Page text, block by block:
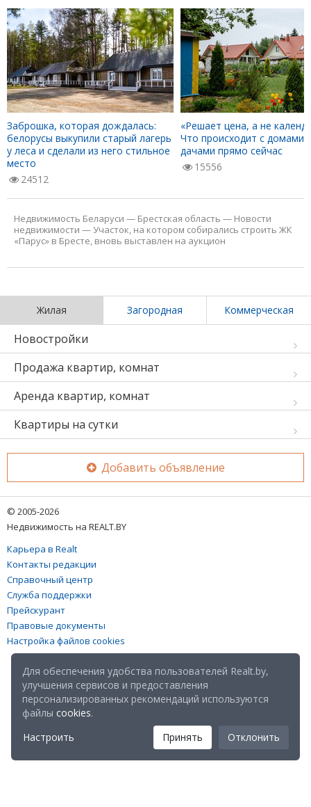
Заброшка, которая дождалась:
белорусы выкупили старый лагерь
у леса и сделали из него стильное
место
24512
«Решает цена, а не
Что происходит с домами
дачами прямо сейчас
15556
Недвижимость Беларуси — Брестская область — Новости
недвижимости — Участок, на котором собирались строить ЖК
«Парус» в Бресте, вновь выставлен на аукцион
Жилая Загородная Коммерческая
Новостройки
Продажа квартир, комнат
Аренда квартир, комнат
Квартиры на сутки
Добавить объявление
© 2005-2026
Недвижимость на REALT.BY
Карьера в Realt
Контакты редакции
Справочный центр
Служба поддержки
Прейскурант
Правовые документы
Настройка файлов cookies
Для обеспечения удобства пользователей Realt.by,
улучшения сервисов и предоставления
персонализированных рекомендаций используются
файлы cookies.
Настроить
Принять Отклонить